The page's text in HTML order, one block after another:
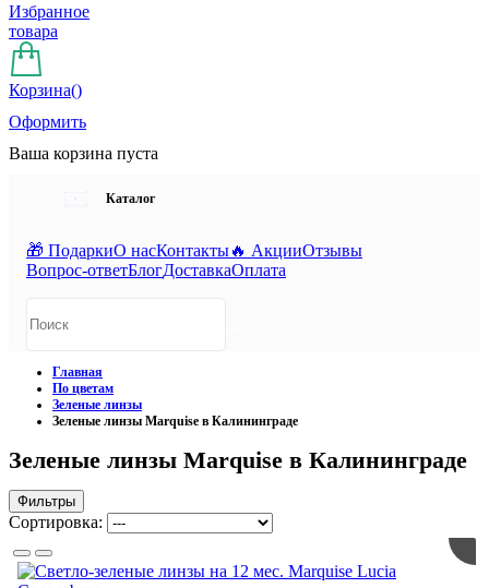
Избранное
товара
Корзина()
Оформить
Ваша корзина пуста
Каталог
🎁 ПодаркиО насКонтакты🔥 АкцииОтзывы
Вопрос-ответБлогДоставкаОплата
Главная
По цветам
Зеленые линзы
Зеленые линзы Marquise в Калининграде
Зеленые линзы Marquise в Калининграде
Фильтры
Сортировка: